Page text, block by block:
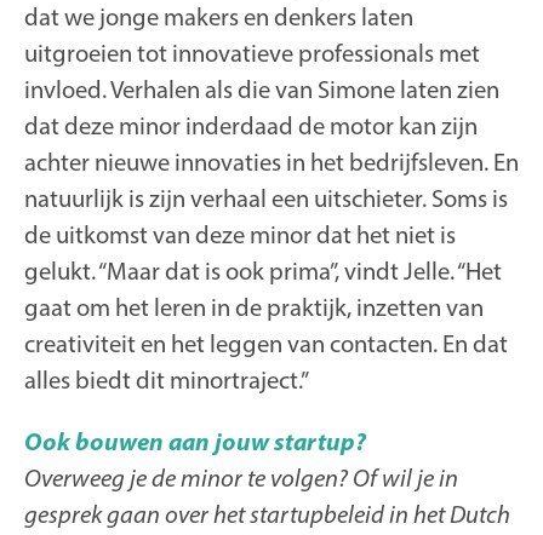
dat we jonge makers en denkers laten
uitgroeien tot innovatieve professionals met
invloed. Verhalen als die van Simone laten zien
dat deze minor inderdaad de motor kan zijn
achter nieuwe innovaties in het bedrijfsleven. En
natuurlijk is zijn verhaal een uitschieter. Soms is
de uitkomst van deze minor dat het niet is
gelukt. “Maar dat is ook prima”, vindt Jelle. “Het
gaat om het leren in de praktijk, inzetten van
creativiteit en het leggen van contacten. En dat
alles biedt dit minortraject.”
Ook bouwen aan jouw startup?
Overweeg je de minor te volgen? Of wil je in
gesprek gaan over het startupbeleid in het Dutch